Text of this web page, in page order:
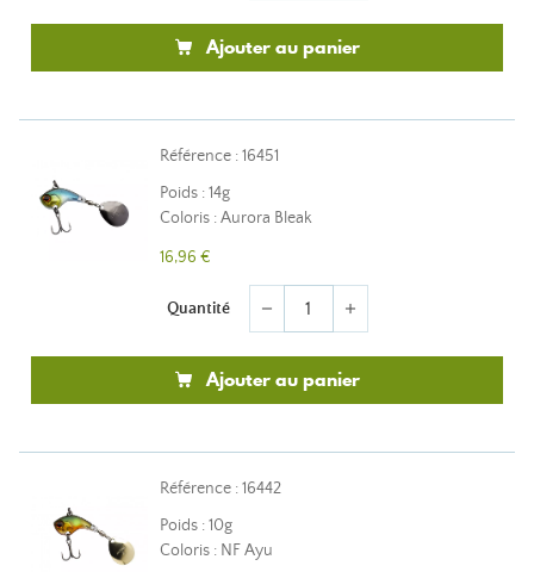
Ajouter au panier
Référence : 16451
Poids : 14g
Coloris : Aurora Bleak
16,96 €
Quantité remove add
Ajouter au panier
Référence : 16442
Poids : 10g
Coloris : NF Ayu